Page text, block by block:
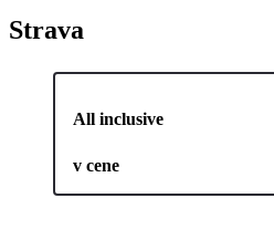
Strava
All inclusive
v cene